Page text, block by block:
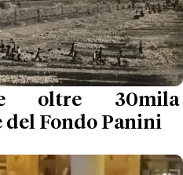
oltre 30mila
Fondo Panini